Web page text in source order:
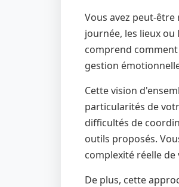
Vous avez peut-
journée, les lieux
comprend
gestion
Cette vision
particularités de
difficultés de
outils proposés.
complexité réelle
De plus, cette